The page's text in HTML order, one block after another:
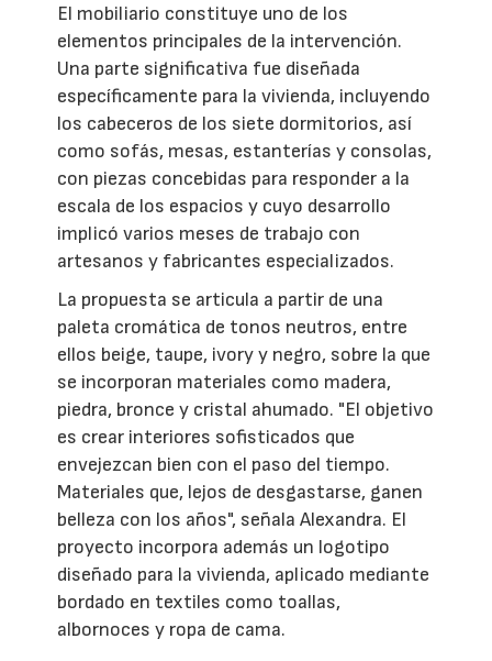
El mobiliario constituye uno de los
elementos principales de la intervención.
Una parte significativa fue diseñada
específicamente para la vivienda, incluyendo
los cabeceros de los siete dormitorios, así
como sofás, mesas, estanterías y consolas,
con piezas concebidas para responder a la
escala de los espacios y cuyo desarrollo
implicó varios meses de trabajo con
artesanos y fabricantes especializados.
La propuesta se articula a partir de una
paleta cromática de tonos neutros, entre
ellos beige, taupe, ivory y negro, sobre la que
se incorporan materiales como madera,
piedra, bronce y cristal ahumado. "El objetivo
es crear interiores sofisticados que
envejezcan bien con el paso del tiempo.
Materiales que, lejos de desgastarse, ganen
belleza con los años", señala Alexandra. El
proyecto incorpora además un logotipo
diseñado para la vivienda, aplicado mediante
bordado en textiles como toallas,
albornoces y ropa de cama.